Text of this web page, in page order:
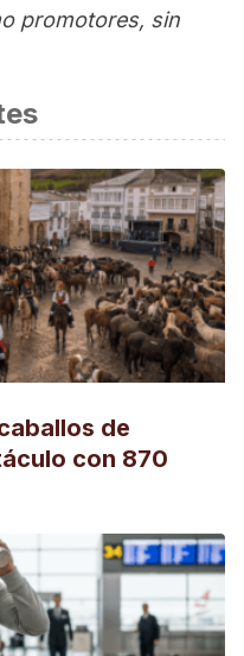
promotores, sin
de
con 870